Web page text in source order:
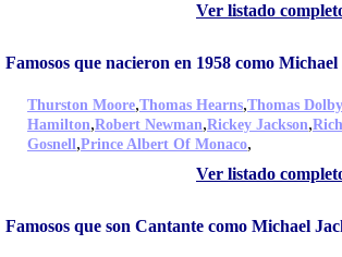
Ver listado
Famosos que nacieron en 1958 como Michael
Thurston Moore,Thomas Hearns,Thomas Dolby
Hamilton,Robert Newman,Rickey Jackson,
Gosnell,Prince Albert Of Monaco,
Ver listado
Famosos que son Cantante como Michael